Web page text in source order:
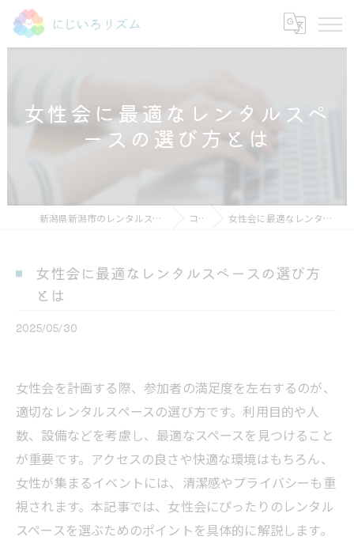
女性会に最適なレンタルスペ
ースの選び方とは
新潟県新潟市のレンタルスペースならにじいろリズム コラム 女性会に最適なレンタルスペースの選び方とは
女性会に最適なレンタルスペースの選び方
とは
2025/05/30
女性会を計画する際、参加者の満足度を左右するのが、
適切なレンタルスペースの選び方です。利用目的や人
数、設備などを考慮し、最適なスペースを見つけること
が重要です。アクセスの良さや快適な環境はもちろん、
女性が集まるイベントには、清潔感やプライバシーも重
視されます。本記事では、女性会にぴったりのレンタル
スペースを選ぶためのポイントを具体的に解説します。